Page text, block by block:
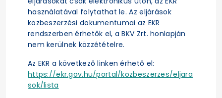
használatával folytathat le. Az eljárások
közbeszerzési dokumentumai az EKR
rendszerben érhetők el, a BKV Zrt. honlapján
nem kerülnek közzétételre.
Az EKR a következő linken érhető el:
https://ekr.gov.hu/portal/kozbeszerzes/eljara
sok/lista